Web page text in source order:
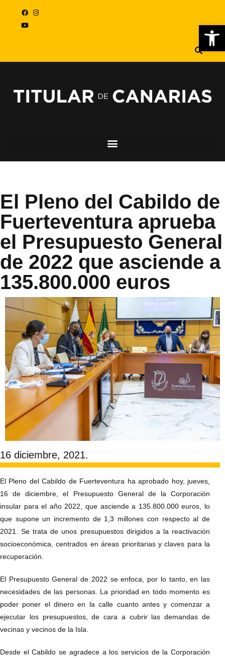
El Pleno del Cabildo de
Fuerteventura aprueba
el Presupuesto General
de 2022 que asciende a
135.800.000 euros
16 diciembre, 2021.
El Pleno del Cabildo de Fuerteventura ha aprobado hoy, jueves,
16 de diciembre, el Presupuesto General de la Corporación
insular para el año 2022, que asciende a 135.800.000 euros, lo
que supone un incremento de 1,3 millones con respecto al de
2021. Se trata de unos presupuestos dirigidos a la reactivación
socioeconómica, centrados en áreas prioritarias y claves para la
recuperación.
El Presupuesto General de 2022 se enfoca, por lo tanto, en las
necesidades de las personas. La prioridad en todo momento es
poder poner el dinero en la calle cuanto antes y comenzar a
ejecutar los presupuestos, de cara a cubrir las demandas de
vecinas y vecinos de la Isla.
Desde el Cabildo se agradece a los servicios de la Corporación